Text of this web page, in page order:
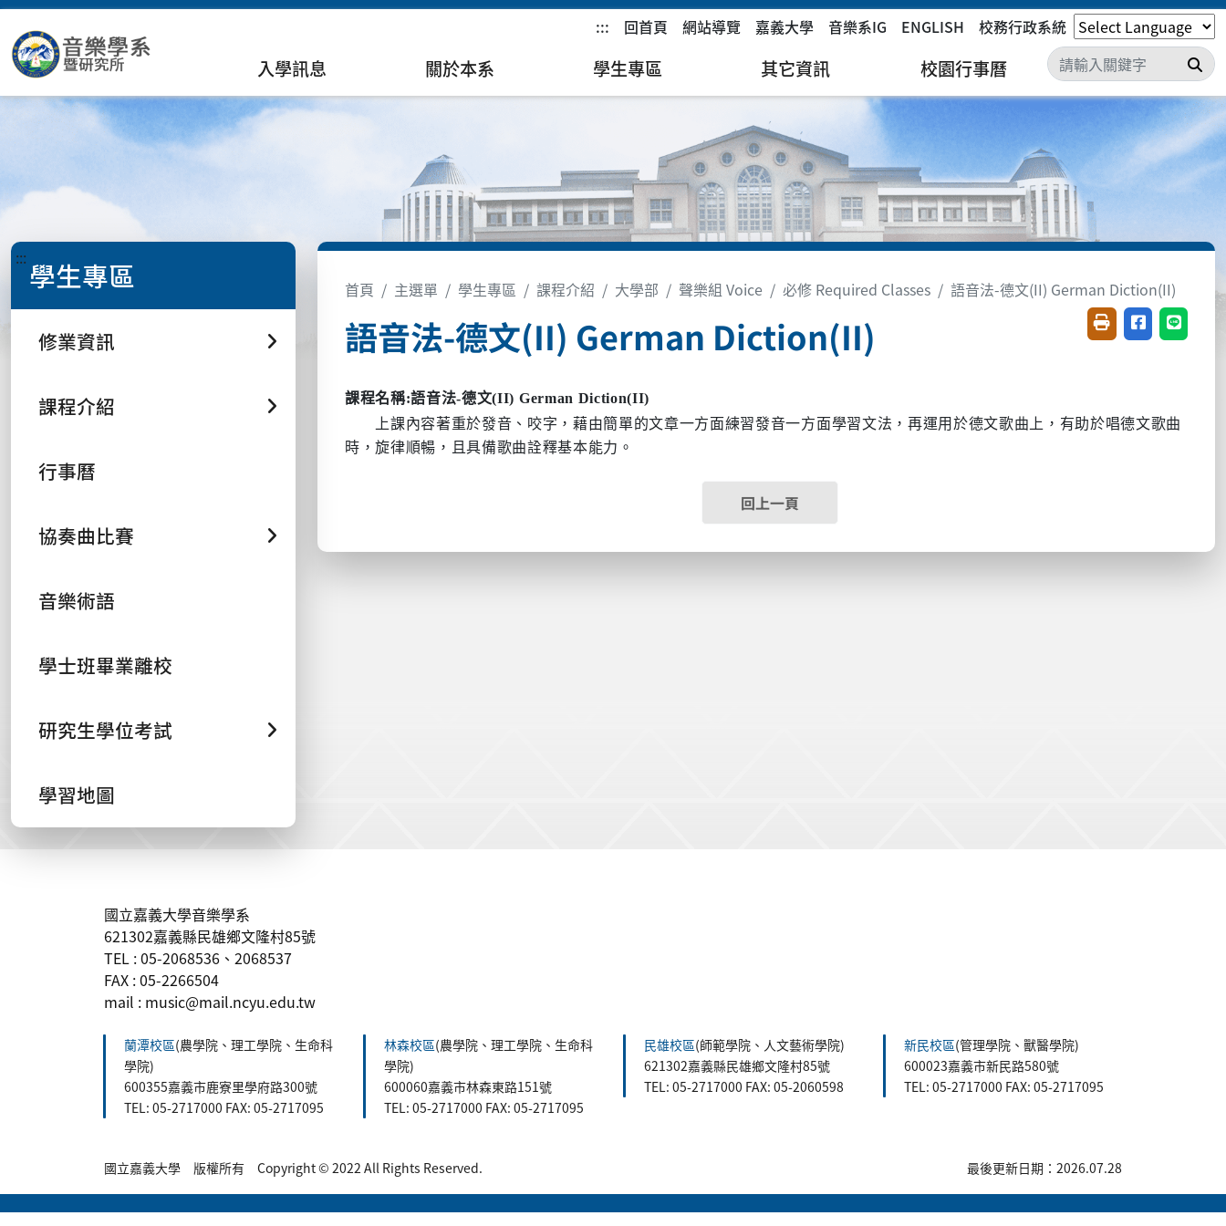
::: 回首頁 網站導覽 嘉義大學 音樂系IG ENGLISH 校務行政系統
入學訊息 關於本系 學生專區 其它資訊 校園行事曆 搜
::: 學生專區
修業資訊
課程介紹
行事曆
協奏曲比賽
音樂術語
學士班畢業離校
研究生學位考試
學習地圖
首頁 主選單 學生專區 課程介紹 大學部 聲樂組 Voice 必修 Required Classes 語音法-德文(II) German Diction(II)
語音法-德文(II) German Diction(II) 友善列印(開新視窗)
分享至臉書(
分享至
課程名稱:語音法-德文(II) German Diction(II)
上課內容著重於發音、咬字，藉由簡單的文章一方面練習發音一方面學習文法，再運用於德文歌曲上，有助於唱德文歌曲
時，旋律順暢，且具備歌曲詮釋基本能力。
回上一頁
國立嘉義大學音樂學系
621302嘉義縣民雄鄉文隆村85號
TEL : 05-2068536、2068537
FAX : 05-2266504
mail : music@mail.ncyu.edu.tw
蘭潭校區(農學院、理工學院、生命科
學院)
600355嘉義市鹿寮里學府路300號
TEL: 05-2717000 FAX: 05-2717095
林森校區(農學院、理工學院、生命科
學院)
600060嘉義市林森東路151號
TEL: 05-2717000 FAX: 05-2717095
民雄校區(師範學院、人文藝術學院)
621302嘉義縣民雄鄉文隆村85號
TEL: 05-2717000 FAX: 05-2060598
新民校區(管理學院、獸醫學院)
600023嘉義市新民路580號
TEL: 05-2717000 FAX: 05-2717095
國立嘉義大學 版權所有 Copyright © 2022 All Rights Reserved. 最後更新日期：2026.07.28